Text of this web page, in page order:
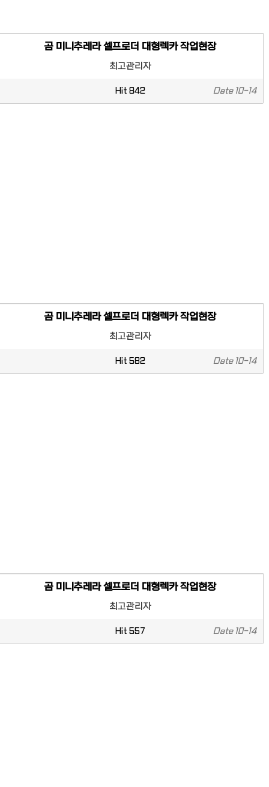
곰 미니추레라 셀프로더 대형렉카 작업현장
최고관리자
Hit 842 Date10-14
곰 미니추레라 셀프로더 대형렉카 작업현장
최고관리자
Hit 582 Date10-14
곰 미니추레라 셀프로더 대형렉카 작업현장
최고관리자
Hit 557 Date10-14